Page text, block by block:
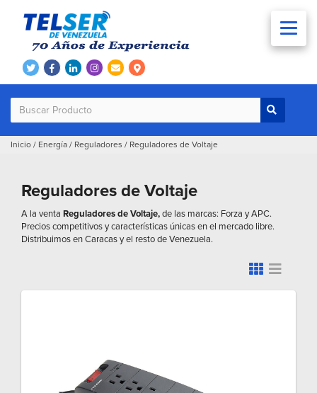
Inicio / Energía / Reguladores / Reguladores de Voltaje
Reguladores de Voltaje
A la venta Reguladores de Voltaje,de las marcas: Forza y APC.
Precios competitivos y características únicas en el mercado libre.
Distribuimos en Caracas y el resto de Venezuela.